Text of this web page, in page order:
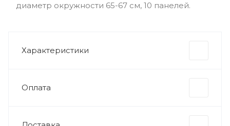
диаметр окружности 65-67 см, 10 панелей.
Характеристики
Оплата